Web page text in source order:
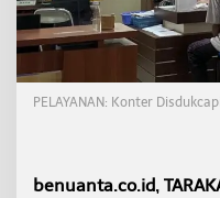
T
P
t
c
PELAYANAN: Konter
benuanta.co.id,